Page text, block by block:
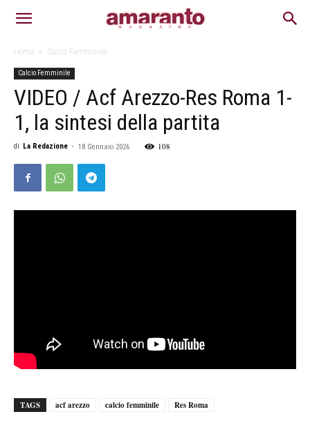
Home Calcio Femminile
Calcio Femminile
VIDEO / Acf Arezzo-Res Roma 1-
1, la sintesi della partita
di La Redazione - 18 Gennaio 2026 108
TAGS acf arezzo calcio femminile Res Roma